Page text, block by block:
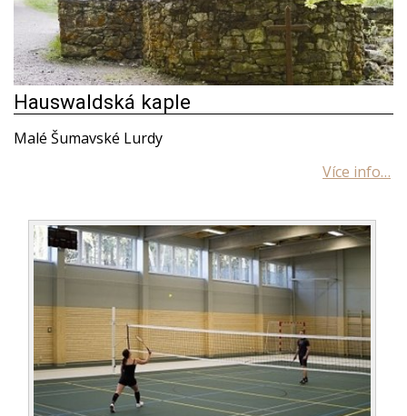
Hauswaldská kaple
Malé Šumavské Lurdy